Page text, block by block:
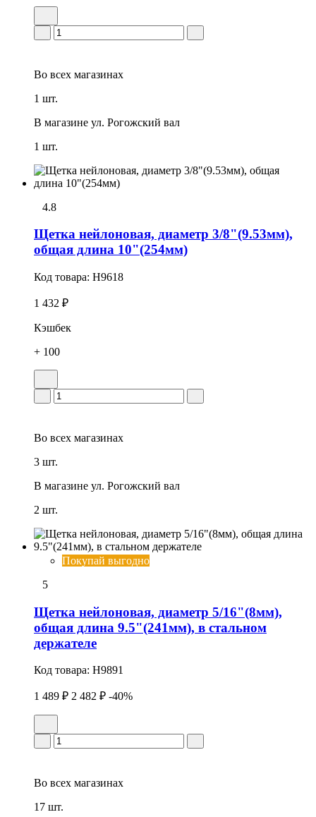
Во всех магазинах
1 шт.
В магазине ул. Рогожский вал
1 шт.
4.8
Щетка нейлоновая, диаметр 3/8"(9.53мм),
общая длина 10"(254мм)
Код товара: H9618
1 432 ₽
Кэшбек
+ 100
Во всех магазинах
3 шт.
В магазине ул. Рогожский вал
2 шт.
Покупай выгодно
5
Щетка нейлоновая, диаметр 5/16"(8мм),
общая длина 9.5"(241мм), в стальном
держателе
Код товара: H9891
1 489 ₽ 2 482 ₽ -40%
Во всех магазинах
17 шт.